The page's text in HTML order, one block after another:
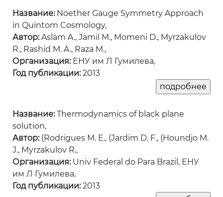
Название:Noether Gauge Symmetry Approach
in Quintom Cosmology,
Автор:Aslam A., Jamil M., Momeni D., Myrzakulov
R., Rashid M. A., Raza M.,
Организация:ЕНУ им Л Гумилева,
Год публикации:2013
Название:Thermodynamics of black plane
solution,
Автор:(Rodrigues M. E., (Jardim D. F., (Houndjo M.
J., Myrzakulov R.,
Организация:Univ Federal do Para Brazil, ЕНУ
им Л Гумилева,
Год публикации:2013